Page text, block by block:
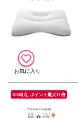
8/8時点_ポイント最大11倍